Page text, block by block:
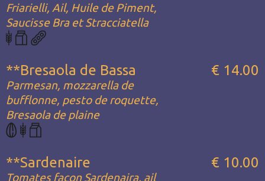
Friarielli, Ail, Huile de Piment,
Saucisse Bra et Stracciatella
**Bresaola de Bassa
Parmesan, mozzarella de
bufflonne, pesto de roquette,
Bresaola de plaine
€ 14.00
**Sardenaire
Tomates façon Sardenaira, ail
€ 10.00